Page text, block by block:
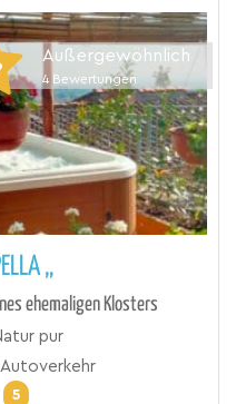
Außergewöhnlich
4 Bewertungen
„
ehemaligen Klosters
pur
5